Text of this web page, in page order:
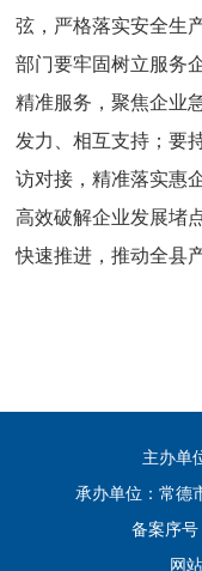
弦，严格落实安全生
部门要牢固树立服务
精准服务，聚焦企业
发力、相互支持；要
访对接，精准落实惠
高效破解企业发展堵
快速推进，推动全县
主办单
承办单位：常德
备案序号
网